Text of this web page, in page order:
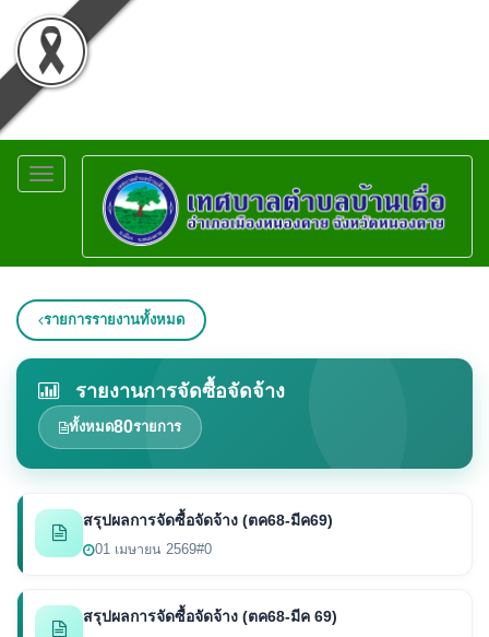
Toggle
navigation
รายการรายงานทั้งหมด
รายงานการจัดซื้อจัดจ้าง
ทั้งหมด80รายการ
สรุปผลการจัดซื้อจัดจ้าง (ตค68-มีค69)
01 เมษายน 2569#0
สรุปผลการจัดซื้อจัดจ้าง (ตค68-มีค 69)